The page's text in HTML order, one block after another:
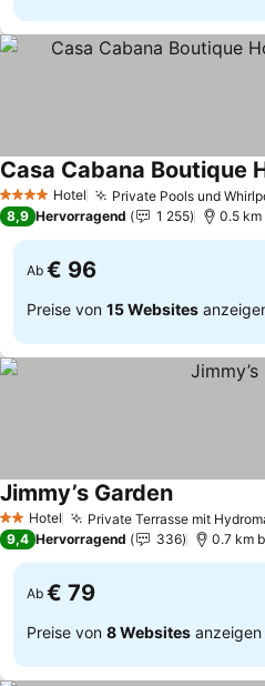
4 Sterne Hotel Private Pools und
Preise sehen
8,9 Hervorragend 1 255 0.5 km
Ab € 96
Preise von 15 Websites
2 Sterne
Hotel Private Terrasse mit
Jimmy’s GardenPreise sehen
9,4 Hervorragend 336 0.7 km
Ab € 79
Preise von 8 Websites anzeigen